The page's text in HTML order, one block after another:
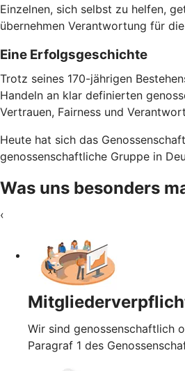
Einzelnen, sich selbst zu helfen,
übernehmen Verantwortung für
Eine Erfolgsgeschichte
Trotz seines 170-jährigen
Handeln an klar definierten
Vertrauen, Fairness und
Heute hat sich das
genossenschaftliche Gruppe in
Was uns besonders
‹
Wir sind genossenschaftlich
Paragraf 1 des